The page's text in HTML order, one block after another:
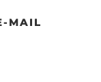
MAIL